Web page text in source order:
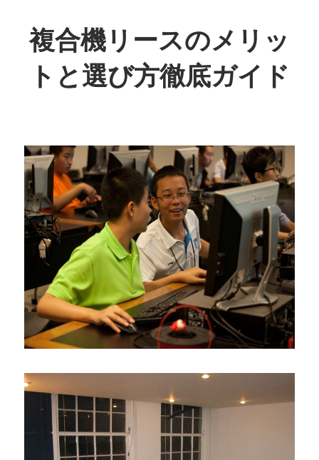
ン
テ
キ
ッ
プ
複合機リースのメリッ
トと選び方徹底ガイド
効
率
を
劇
的
上！
最
適
な
選
択
を